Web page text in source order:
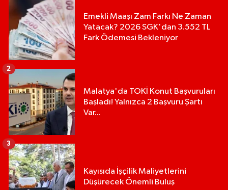
Emekli Maaşı Zam Farkı Ne Zaman
Yatacak? 2026 SGK'dan 3.552 TL
Fark Ödemesi Bekleniyor
Malatya'da TOKİ Konut Başvuruları
Başladı! Yalnızca 2 Başvuru Şartı
Var...
2
Kayısıda İşçilik Maliyetlerini
Düşürecek Önemli Buluş
3